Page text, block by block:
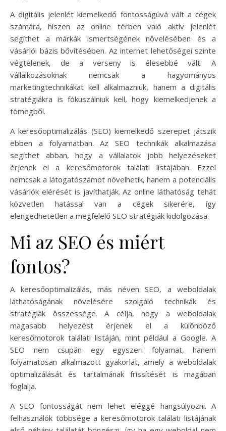
A digitális jelenlét kiemelkedő fontosságúvá vált a cégek
számára, hiszen az online térben való aktív jelenlét
segíthet a márkák ismertségének növelésében és a
vásárlói bázis bővítésében. Az internet lehetőségei szinte
végtelenek, de a verseny is élesebbé vált. A
vállalkozásoknak nemcsak a hagyományos
marketingtechnikákat kell alkalmazniuk, hanem a digitális
stratégiákra is fókuszálniuk kell, hogy kiemelkedjenek a
tömegből.
A keresőoptimalizálás (SEO) kiemelkedő szerepet játszik
ebben a folyamatban. Az SEO technikák alkalmazása
segíthet abban, hogy a vállalatok jobb helyezéseket
érjenek el a keresőmotorok találati listájában. Ezzel
nemcsak a látogatószámot növelhetik, hanem a potenciális
vásárlók elérését is javíthatják. Az online láthatóság tehát
közvetlen hatással van a cégek sikerére, így
elengedhetetlen a megfelelő SEO stratégiák kidolgozása.
Mi az SEO és miért
fontos?
A keresőoptimalizálás, más néven SEO, a weboldalak
láthatóságának növelésére szolgáló technikák és
stratégiák összessége. A célja, hogy a weboldalak
magasabb helyezést érjenek el a különböző
keresőmotorok találati listáján, mint például a Google. A
SEO nem csupán egy egyszeri folyamat, hanem
folyamatosan alkalmazott gyakorlat, amely a weboldalak
optimalizálását és tartalmának frissítését is magában
foglalja.
A SEO fontosságát nem lehet eléggé hangsúlyozni. A
felhasználók többsége a keresőmotorok találati listájának